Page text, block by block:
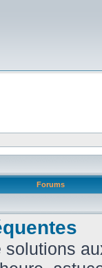
Forums
solutions